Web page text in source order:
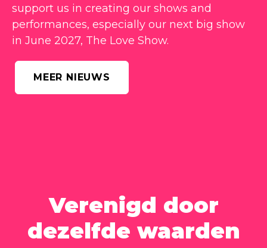
support us in creating our shows and
performances, especially our next big show
in June 2027, The Love Show.
MEER NIEUWS
Verenigd door
dezelfde waarden